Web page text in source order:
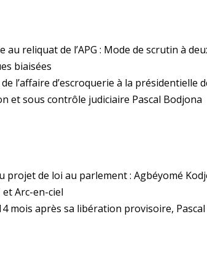
au reliquat de l’APG : Mode de scrutin à
biaisées
l’affaire d’escroquerie à la présidentielle
et sous contrôle judiciaire Pascal Bodjona
de loi au parlement : Agbéyomé
Arc-en-ciel
mois après sa libération provisoire,